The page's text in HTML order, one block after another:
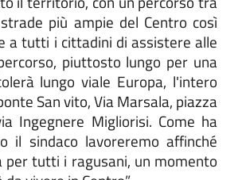
più ampie del Centro così
a tutti i cittadini di assistere alle
piuttosto lungo per una
lungo viale Europa, l'intero
San vito, Via Marsala, piazza
Ingegnere Migliorisi. Come ha
il sindaco lavoreremo affinché
per tutti i ragusani, un momento